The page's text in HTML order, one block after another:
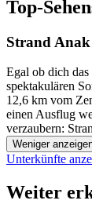
Top-
Strand Anak
Egal ob dich
spektakulären
12,6 km vom
einen Ausflug
verzaubern:
Weniger
Unterkünfte
Weiter